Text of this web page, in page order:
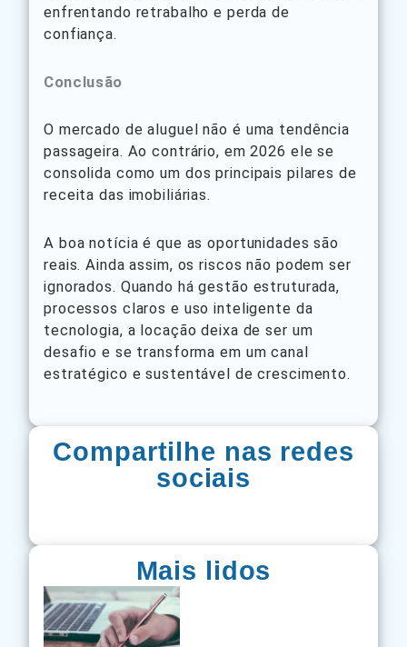
enfrentando retrabalho e perda de
confiança.
Conclusão
O mercado de aluguel não é uma tendência
passageira. Ao contrário, em 2026 ele se
consolida como um dos principais pilares de
receita das imobiliárias.
A boa notícia é que as oportunidades são
reais. Ainda assim, os riscos não podem ser
ignorados. Quando há gestão estruturada,
processos claros e uso inteligente da
tecnologia, a locação deixa de ser um
desafio e se transforma em um canal
estratégico e sustentável de crescimento.
Compartilhe nas redes
sociais
Mais lidos